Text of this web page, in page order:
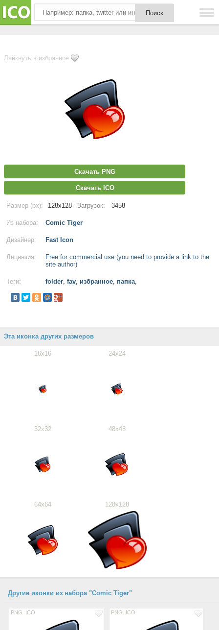
Лайкнуть в избранное
Скачать PNG
Скачать ICO
Размер (px): 128x128 Загрузок: 3458
Из набора: Comic Tiger
Дизайнер: Fast Icon
Лицензия:
Free for commercial use (you need to provide a link to the
site author)
Теги: folder, fav, избранное, папка,
Эта иконка других размеров
16x16 24x24
32x32 48x48
64x64 128x128
Другие иконки из набора "Comic Tiger"
PNG ICO PNG ICO